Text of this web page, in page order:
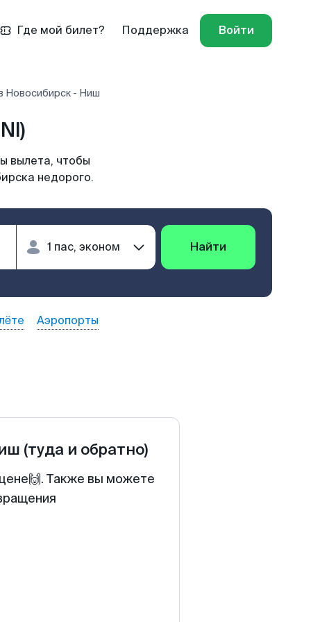
Где мой билет? Поддержка Войти
Новосибирск - Ниш
вылета, чтобы
недорого.
Найти
Аэропорты
(туда и обратно)
Также вы можете